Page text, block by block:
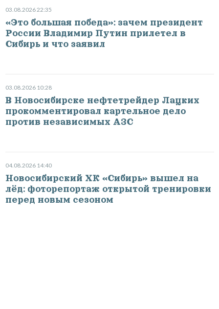
03.08.2026 22:35
«Это большая победа»: зачем президент
России Владимир Путин прилетел в
Сибирь и что заявил
03.08.2026 10:28
В Новосибирске нефтетрейдер Лацких
прокомментировал картельное дело
против независимых АЗС
04.08.2026 14:40
Новосибирский ХК «Сибирь» вышел на
лёд: фоторепортаж открытой тренировки
перед новым сезоном